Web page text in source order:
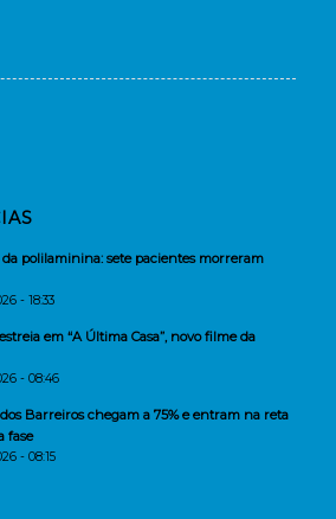
da polilaminina: sete pacientes morreram
- 18:33
em “A Última Casa”, novo filme da
- 08:46
Barreiros chegam a 75% e entram na reta
fase
- 08:15